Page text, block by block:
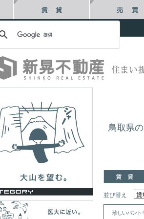
鳥取県
並び替え
珍しいパント